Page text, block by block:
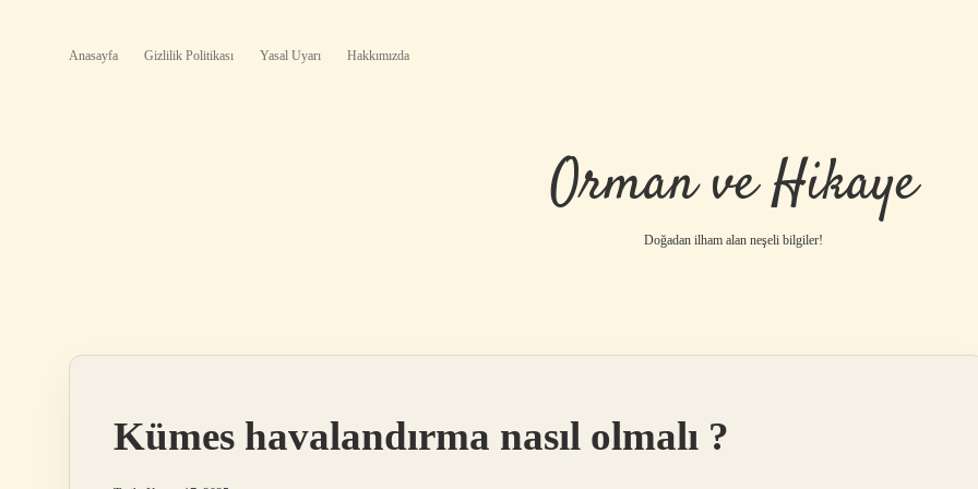
Anasayfa Gizlilik Politikası Yasal Uyarı Hakkımızda
Orman ve Hikaye
Doğadan ilham alan neşeli bilgiler!
Kümes havalandırma nasıl olmalı ?